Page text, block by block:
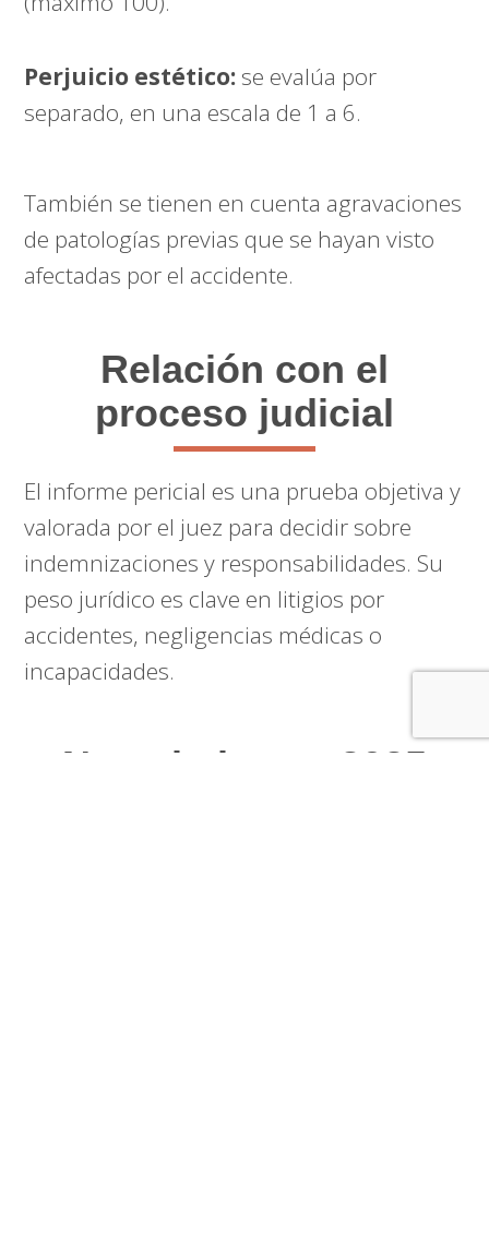
Perjuicio estético: se evalúa por
separado, en una escala de 1 a 6.
También se tienen en cuenta agravaciones
de patologías previas que se hayan visto
afectadas por el accidente.
Relación con el
proceso judicial
El informe pericial es una prueba objetiva y
valorada por el juez para decidir sobre
indemnizaciones y responsabilidades. Su
peso jurídico es clave en litigios por
accidentes, negligencias médicas o
incapacidades.
Novedades en 2025